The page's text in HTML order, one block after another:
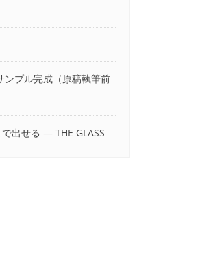
プル完成（原稿執筆前
出せる ― THE GLASS